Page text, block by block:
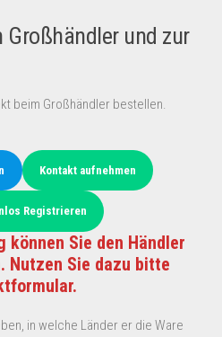
und zur
beim Großhändler bestellen.
Kontakt aufnehmen
Registrieren
können Sie den Händler
Nutzen Sie dazu bitte
in welche Länder er die Ware